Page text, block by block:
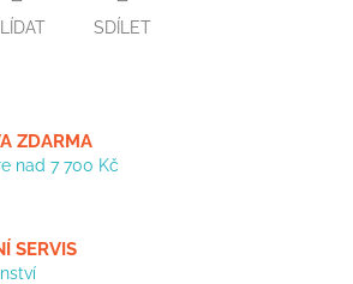
SDÍLET
ZDARMA
nad 7 700 Kč
SERVIS